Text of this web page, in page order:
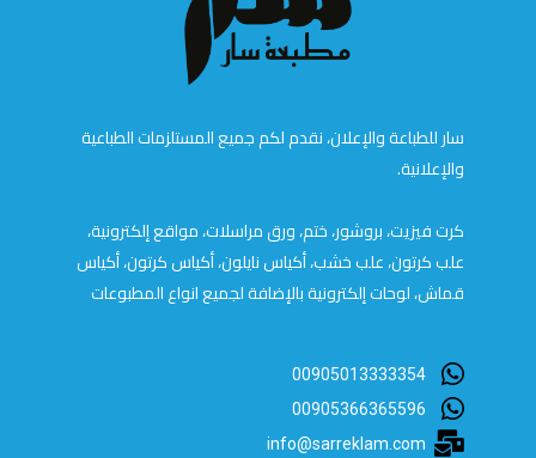
سار للطباعة والإعلان، نقدم لكم جميع المستلزمات الطباعية
والإعلانية.
كرت فيزيت، بروشور، ختم، ورق مراسلات، مواقع إلكترونية،
علب كرتون، علب خشب، أكياس نايلون، أكياس كرتون، أكياس
قماش، لوحات إلكترونية بالإضافة لجميع انواع المطبوعات
00905013333354
00905366365596
info@sarreklam.com